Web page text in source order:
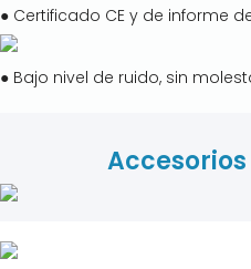
● Certificado CE y de informe
● Bajo nivel de ruido, sin